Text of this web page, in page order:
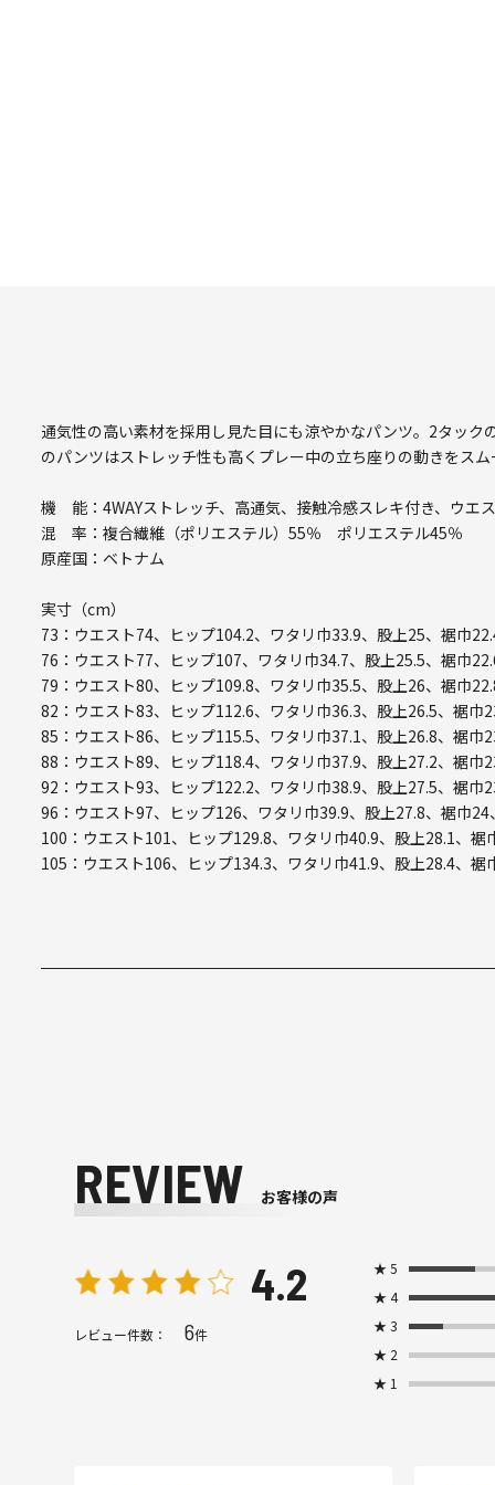
通気性の高い素材を採用し見た目にも涼やかなパンツ。2タッ
のパンツはストレッチ性も高くプレー中の立ち座りの動きをスム
機 能：4WAYストレッチ、高通気、接触冷感スレキ付き、ウエ
混 率：複合繊維（ポリエステル）55％ ポリエステル45％
原産国：ベトナム
実寸（cm）
73：ウエスト74、ヒップ104.2、ワタリ巾33.9、股上25、裾巾
76：ウエスト77、ヒップ107、ワタリ巾34.7、股上25.5、裾巾
79：ウエスト80、ヒップ109.8、ワタリ巾35.5、股上26、裾巾
82：ウエスト83、ヒップ112.6、ワタリ巾36.3、股上26.5、裾巾
85：ウエスト86、ヒップ115.5、ワタリ巾37.1、股上26.8、裾巾
88：ウエスト89、ヒップ118.4、ワタリ巾37.9、股上27.2、裾巾
92：ウエスト93、ヒップ122.2、ワタリ巾38.9、股上27.5、裾巾
96：ウエスト97、ヒップ126、ワタリ巾39.9、股上27.8、裾巾24
100：ウエスト101、ヒップ129.8、ワタリ巾40.9、股上28.1、裾
105：ウエスト106、ヒップ134.3、ワタリ巾41.9、股上28.4、裾
REVIEW お客様の声
4.2
レビュー件数： 6件
★5
★4
★3
★ 2
★ 1